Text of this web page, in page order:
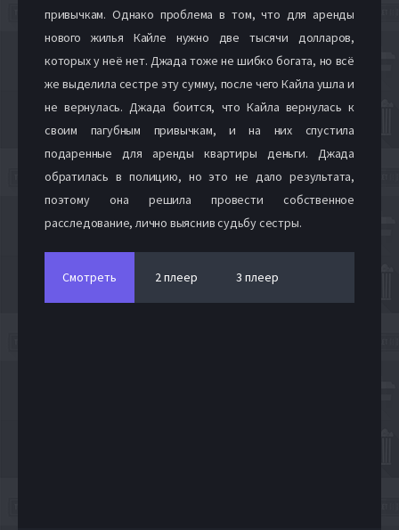
привычкам. Однако проблема в том, что для аренды
нового жилья Кайле нужно две тысячи долларов,
которых у неё нет. Джада тоже не шибко богата, но всё
же выделила сестре эту сумму, после чего Кайла ушла и
не вернулась. Джада боится, что Кайла вернулась к
своим пагубным привычкам, и на них спустила
подаренные для аренды квартиры деньги. Джада
обратилась в полицию, но это не дало результата,
поэтому она решила провести собственное
расследование, лично выяснив судьбу сестры.
Смотреть 2 плеер 3 плеер